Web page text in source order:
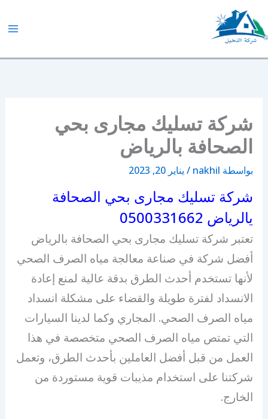
تخطي
إلى
المحتوى
شركة تسليك مجارى بحي
الصحافة بالرياض
بواسطة nakhil
/ يناير 20, 2023
شركة تسليك مجارى بحي الصحافة
يالرياض 0500331662
تعتبر شركة تسليك مجارى بحي الصحافة بالرياض
أفضل شركة في صناعة معالجة مياه الصرف الصحي
لأنها تستخدم أحدث الطرق بدقة عالية لمنع إعادة
الانسداد لفترة طويلة والقضاء على مشكلة انسداد
مياه الصرف الصحي. المجاري وكما لدينا السيارات
التي تمتص مياه الصرف الصحي متخصصة في هذا
العمل من قبل أفضل العاملين بأحدث الطرق، وتعمل
شركتنا على استخدام مذيبات قوية مستوردة من
الخارج.